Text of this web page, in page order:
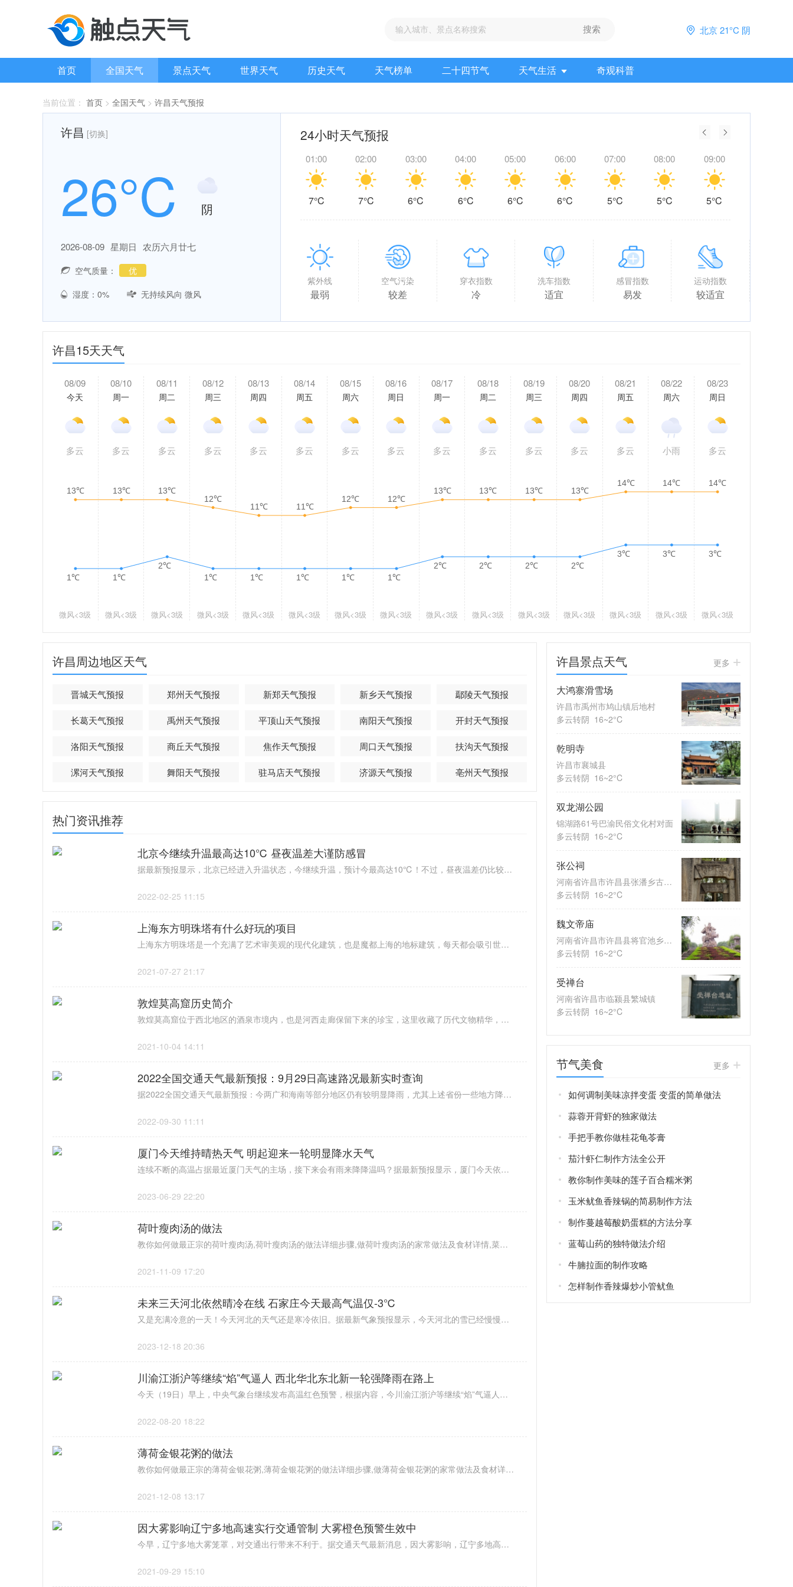
北京 21°C 阴
首页 全国天气 景点天气 世界天气 历史天气 天气榜单 二十四节气 天气生活 奇观科普
当前位置： 首页 > 全国天气 > 许昌天气预报
许昌 [切换]
26°C 阴
2026-08-09 星期日 农历六月廿七
空气质量：
优
湿度：0%
无持续风向 微风
24小时天气预报
01:00
7°C
02:00
7°C
03:00
6°C
04:00
6°C
05:00
6°C
06:00
6°C
07:00
5°C
08:00
5°C
09:00
5°C
紫外线
最弱
空气污染
较差
穿衣指数
冷
洗车指数
适宜
感冒指数
易发
运动指数
较适宜
许昌15天天气
08/09
今天
多云
微风<3级
08/10
周一
多云
微风<3级
08/11
周二
多云
微风<3级
08/12
周三
多云
微风<3级
08/13
周四
多云
微风<3级
08/14
周五
多云
微风<3级
08/15
周六
多云
微风<3级
08/16
周日
多云
微风<3级
08/17
周一
多云
微风<3级
08/18
周二
多云
微风<3级
08/19
周三
多云
微风<3级
08/20
周四
多云
微风<3级
08/21
周五
多云
微风<3级
08/22
周六
小雨
微风<3级
08/23
周日
多云
微风<3级
13℃ 13℃
13℃
12℃
11℃ 11℃
12℃ 12℃
13℃ 13℃ 13℃ 13℃
14℃ 14℃ 14℃
1℃ 1℃
2℃
1℃
1℃ 1℃ 1℃ 1℃
2℃ 2℃ 2℃ 2℃
3℃ 3℃ 3℃
许昌周边地区天气
晋城天气预报 郑州天气预报 新郑天气预报 新乡天气预报 鄢陵天气预报
长葛天气预报 禹州天气预报 平顶山天气预报 南阳天气预报 开封天气预报
洛阳天气预报 商丘天气预报 焦作天气预报 周口天气预报 扶沟天气预报
漯河天气预报 舞阳天气预报 驻马店天气预报 济源天气预报 亳州天气预报
热门资讯推荐
北京今继续升温最高达10℃ 昼夜温差大谨防感冒
据最新预报显示，北京已经进入升温状态，今继续升温，预计今最高达10℃！不过，昼夜温差仍比较大，注意保暖，谨防感冒。从未来天气来看，未来一周北京在晴和多云之间转换，最高气温在11℃左右，白天是比较暖和。不过，天气比较干燥，大家要注意补水和防火。
2022-02-25 11:15
上海东方明珠塔有什么好玩的项目
上海东方明珠塔是一个充满了艺术审美观的现代化建筑，也是魔都上海的地标建筑，每天都会吸引世界各地的观光游客前往电视台内部游玩，这里不同的楼层配备了丰富多彩的娱乐休闲美食等场馆。
2021-07-27 21:17
敦煌莫高窟历史简介
敦煌莫高窟位于西北地区的酒泉市境内，也是河西走廊保留下来的珍宝，这里收藏了历代文物精华，成为闻名中外的宝库，文化研究价值极高，成为非常热门的旅游名胜古迹。
2021-10-04 14:11
2022全国交通天气最新预报：9月29日高速路况最新实时查询
据2022全国交通天气最新预报：今两广和海南等部分地区仍有较明显降雨，尤其上述省份一些地方降雨量可达大暴雨级别，出行注意安全。雷暴方面，浙江、广东、广西等局地有雷暴出没，注意防范。能见度情况，河北、辽宁、山东以及江苏等部分地区有雾，行车小心。具体情况一起来看看下面的9月29日高速路况最新实时查询。
2022-09-30 11:11
厦门今天维持晴热天气 明起迎来一轮明显降水天气
连续不断的高温占据最近厦门天气的主场，接下来会有雨来降降温吗？据最新预报显示，厦门今天依旧炎热。不过，雨有消息了。预计明天起厦门开始下雨，一直到周六，未来几天雨水都会光顾。受降水影响，气温终于是要降下来一点了，预计最高气温将回落至30℃。
2023-06-29 22:20
荷叶瘦肉汤的做法
教你如何做最正宗的荷叶瘦肉汤,荷叶瘦肉汤的做法详细步骤,做荷叶瘦肉汤的家常做法及食材详情,菜谱大全,
2021-11-09 17:20
未来三天河北依然晴冷在线 石家庄今天最高气温仅-3℃
又是充满冷意的一天！今天河北的天气还是寒冷依旧。据最新气象预报显示，今天河北的雪已经慢慢趋于结束了，只有部分地区会有小雪出现。虽然这波寒潮结束了，但是未来几天的气温还在降温中，像是石家庄，今天最高气温仅仅零下3度，大家的厚衣服可要裹紧了。
2023-12-18 20:36
川渝江浙沪等继续“焰”气逼人 西北华北东北新一轮强降雨在路上
今天（19日）早上，中央气象台继续发布高温红色预警，根据内容，今川渝江浙沪等继续“焰”气逼人，局部最高气温仍可达40℃以上，而且预计未来三天将会持续。降水方面，今北方降水范围和强度缩小减弱，不过，西北华北东北新一轮强降雨已经在路上了，预计21日来袭。
2022-08-20 18:22
薄荷金银花粥的做法
教你如何做最正宗的薄荷金银花粥,薄荷金银花粥的做法详细步骤,做薄荷金银花粥的家常做法及食材详情,菜谱大全,
2021-12-08 13:17
因大雾影响辽宁多地高速实行交通管制 大雾橙色预警生效中
今早，辽宁多地大雾笼罩，对交通出行带来不利于。据交通天气最新消息，因大雾影响，辽宁多地高速实行交通管制，大家出行前要提前了解情况，以免影响行程。此外，目前大雾橙色预警生效中，预计今天（28日）上午锦州、阜新、铁岭等能见度小于200米，大家出行注意安全。
2021-09-29 15:10
许昌景点天气 更多
大鸿寨滑雪场
许昌市禹州市鸠山镇后地村
多云转阴 16~2°C
乾明寺
许昌市襄城县
多云转阴 16~2°C
双龙湖公园
锦湖路61号巴渝民俗文化村对面
多云转阴 16~2°C
张公祠
河南省许昌市许昌县张潘乡古城西
多云转阴 16~2°C
魏文帝庙
河南省许昌市许昌县将官池乡郭集
多云转阴 16~2°C
受禅台
河南省许昌市临颍县繁城镇
多云转阴 16~2°C
节气美食 更多
如何调制美味凉拌变蛋 变蛋的简单做法
蒜蓉开背虾的独家做法
手把手教你做桂花龟苓膏
茄汁虾仁制作方法全公开
教你制作美味的莲子百合糯米粥
玉米鱿鱼香辣锅的简易制作方法
制作蔓越莓酸奶蛋糕的方法分享
蓝莓山药的独特做法介绍
牛腩拉面的制作攻略
怎样制作香辣爆炒小管鱿鱼